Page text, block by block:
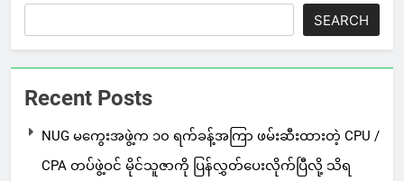
SEARCH
Recent Posts
NUG မကွေးအဖွဲ့က ၁၀ ရက်ခန့်အကြာ ဖမ်းဆီးထားတဲ့ CPU /
CPA တပ်ဖွဲ့ဝင် မိုင်သူဇာကို ပြန်လွှတ်ပေးလိုက်ပြီလို့ သိရ